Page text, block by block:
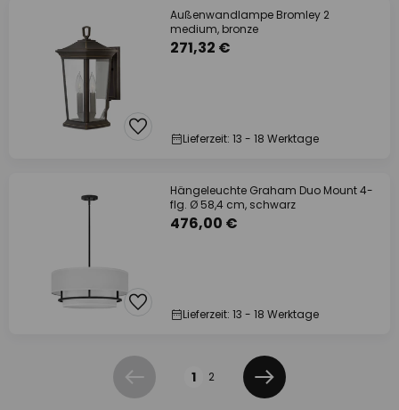
Außenwandlampe Bromley 2
medium, bronze
271,32 €
Lieferzeit: 13 - 18 Werktage
Hängeleuchte Graham Duo Mount 4-
flg. Ø 58,4 cm, schwarz
476,00 €
Lieferzeit: 13 - 18 Werktage
Zurück 1 2
Weiter